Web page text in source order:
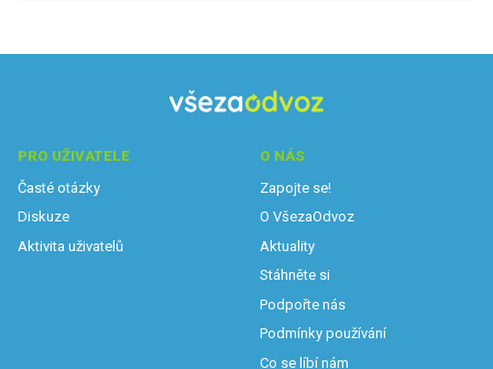
PRO UŽIVATELE
Časté otázky
Diskuze
Aktivita uživatelů
O NÁS
Zapojte se!
O VšezaOdvoz
Aktuality
Stáhněte si
Podpořte nás
Podmínky používání
Co se líbí nám